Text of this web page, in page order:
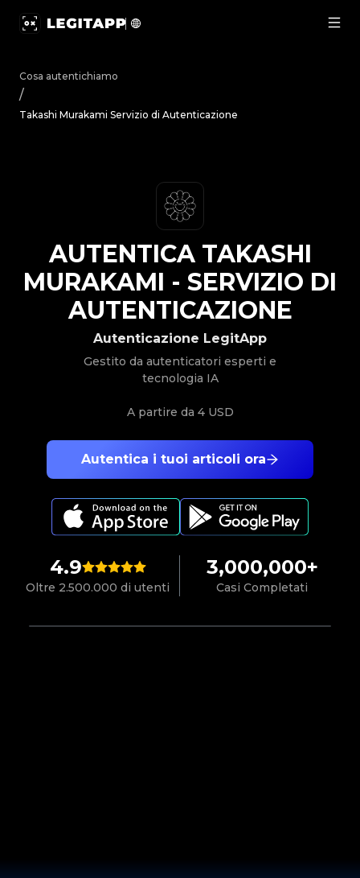
Cosa autentichiamo
/
Takashi Murakami Servizio di Autenticazione
4.9
Oltre 2.500.000 di utenti
3,000,000+
Casi Completati
Autentica i tuoi articoli ora
Autenticazione LegitApp
Gestito da autenticatori esperti e
tecnologia IA
A partire da 4 USD
AUTENTICA TAKASHI
MURAKAMI - SERVIZIO DI
AUTENTICAZIONE